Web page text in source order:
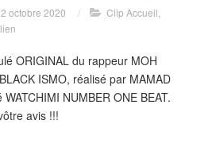
octobre 2020 / Clip Accueil
ORIGINAL du rappeur MOH
ISMO, réalisé par MAMAD
NUMBER ONE BEAT.
avis !!!